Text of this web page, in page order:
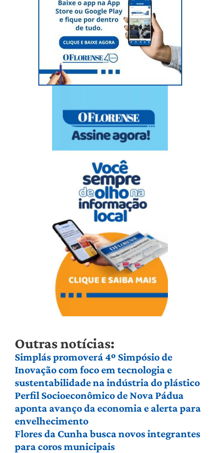
Outras notícias:
Simplás promoverá 4º Simpósio de
Inovação com foco em tecnologia e
sustentabilidade na indústria do plástico
Perfil Socioeconômico de Nova Pádua
aponta avanço da economia e alerta para
envelhecimento
Flores da Cunha busca novos integrantes
para coros municipais